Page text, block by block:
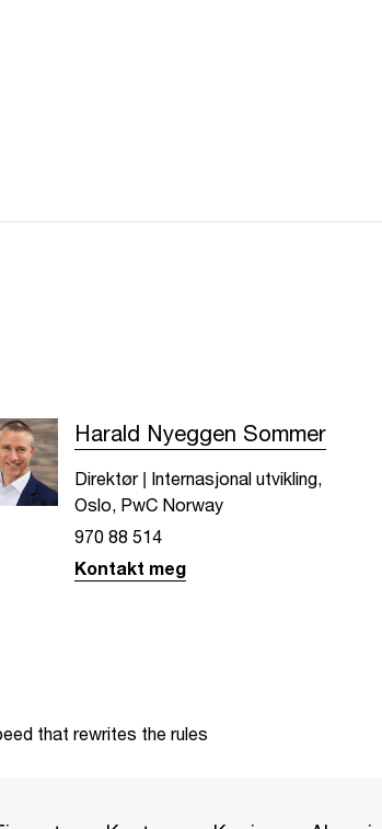
Harald Nyeggen Sommer
Direktør | Internasjonal utvikling,
Oslo, PwC Norway
970 88 514
Kontakt meg
that rewrites the rules